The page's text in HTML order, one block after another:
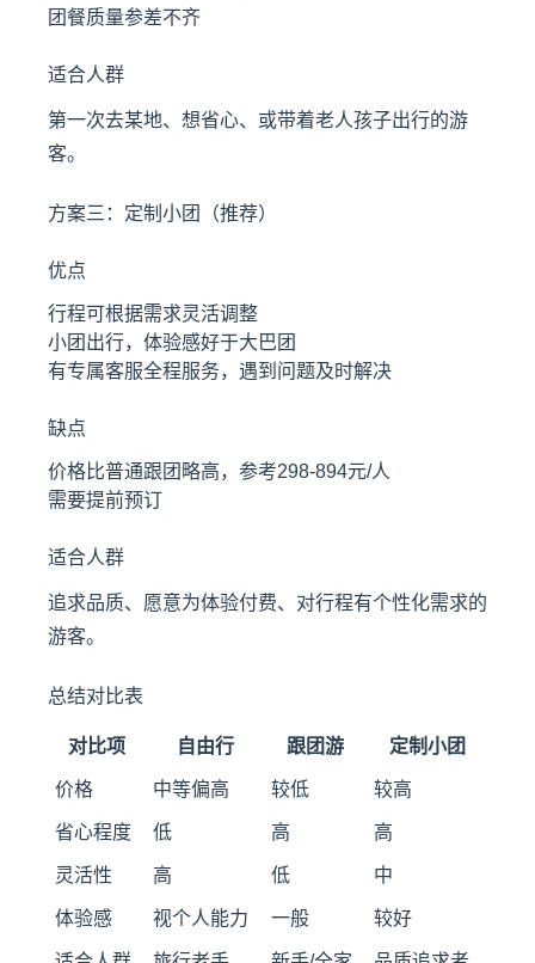
团餐质量参差不齐
适合人群
第一次去某地、想省心、或带着老人孩子出行的游
客。
方案三：定制小团（推荐）
优点
行程可根据需求灵活调整
小团出行，体验感好于大巴团
有专属客服全程服务，遇到问题及时解决
缺点
价格比普通跟团略高，参考298-894元/人
需要提前预订
适合人群
追求品质、愿意为体验付费、对行程有个性化需求的
游客。
总结对比表
对比项 自由行 跟团游 定制小团
价格 中等偏高 较低 较高
省心程度 低 高 高
灵活性 高 低 中
体验感 视个人能力 一般 较好